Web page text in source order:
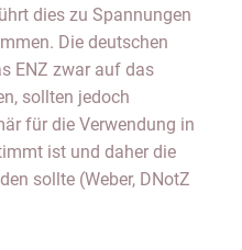
dies zu Spannungen
Die deutschen
ENZ zwar auf das
sollten jedoch
für die Verwendung in
ist und daher die
sollte (Weber, DNotZ